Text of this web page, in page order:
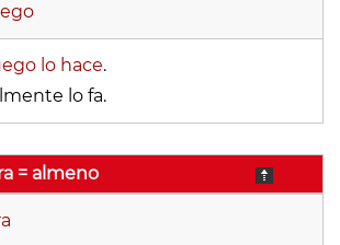
lo hace.
lo fa.
= almeno